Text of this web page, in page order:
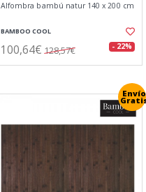
Alfombra bambú natur 140 x 200 cm
BAMBOO COOL
100,64€ 128,57€ - 22%
Envío